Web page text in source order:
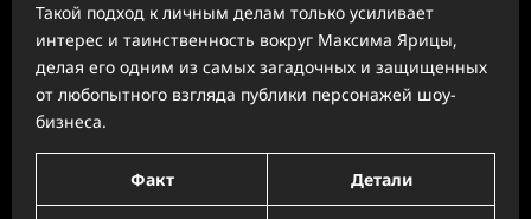
Такой подход к личным делам только усиливает
интерес и таинственность вокруг Максима Ярицы,
делая его одним из самых загадочных и защищенных
от любопытного взгляда публики персонажей шоу-
бизнеса.
Факт Детали